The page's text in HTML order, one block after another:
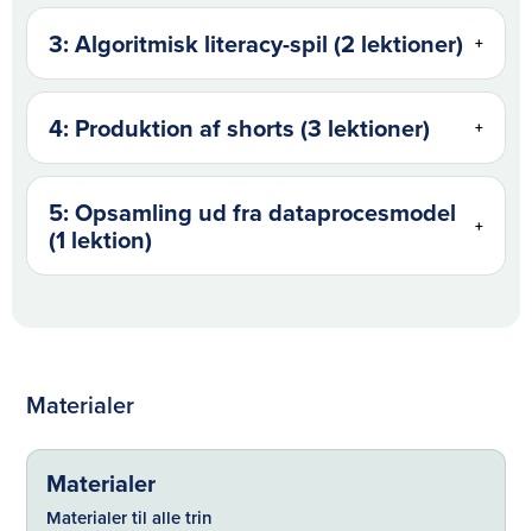
3: Algoritmisk literacy-spil (2 lektioner) +
4: Produktion af shorts (3 lektioner) +
5: Opsamling ud fra dataprocesmodel
(1 lektion) +
Materialer
Materialer
Materialer til alle trin